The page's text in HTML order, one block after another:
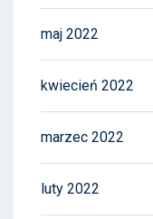
maj 2022
kwiecień 2022
marzec 2022
luty 2022